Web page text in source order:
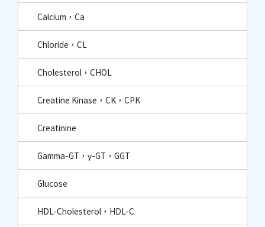
Calcium，Ca
Chloride，CL
Cholesterol，CHOL
Creatine Kinase，CK，CPK
Creatinine
Gamma-GT，γ-GT，GGT
Glucose
HDL-Cholesterol，HDL-C